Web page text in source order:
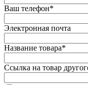
Ваш телефон*
Электронная почта
Название товара*
Ссылка на товар